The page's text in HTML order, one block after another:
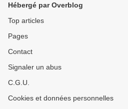
Hébergé par Overblog
Top articles
Pages
Contact
Signaler un abus
C.G.U.
Cookies et données personnelles